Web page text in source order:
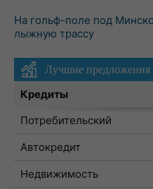
На гольф-поле под
лыжную трассу
Лучшие предложения
Кредиты
Потребительский
Автокредит
Недвижимость